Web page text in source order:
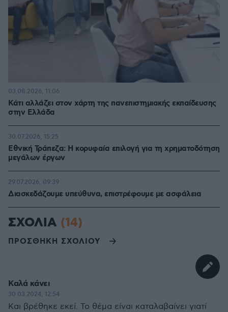
Κάτι αλλάζει στον χάρτη της πανεπιστημιακής εκπαίδευσης
στην Ελλάδα
03.08.2026, 11:06
Εθνική Τράπεζα: Η κορυφαία επιλογή για τη χρηματοδότηση
μεγάλων έργων
30.07.2026, 15:25
Διασκεδάζουμε υπεύθυνα, επιστρέφουμε με ασφάλεια
29.07.2026, 09:39
ΣΧΟΛΙΑ (14)
ΠΡΟΣΘΗΚΗ ΣΧΟΛΙΟΥ
Καλά κάνει
30.03.2024, 12:54
Και βρέθηκε εκεί. Το θέμα είναι καταλαβαίνει γιατί